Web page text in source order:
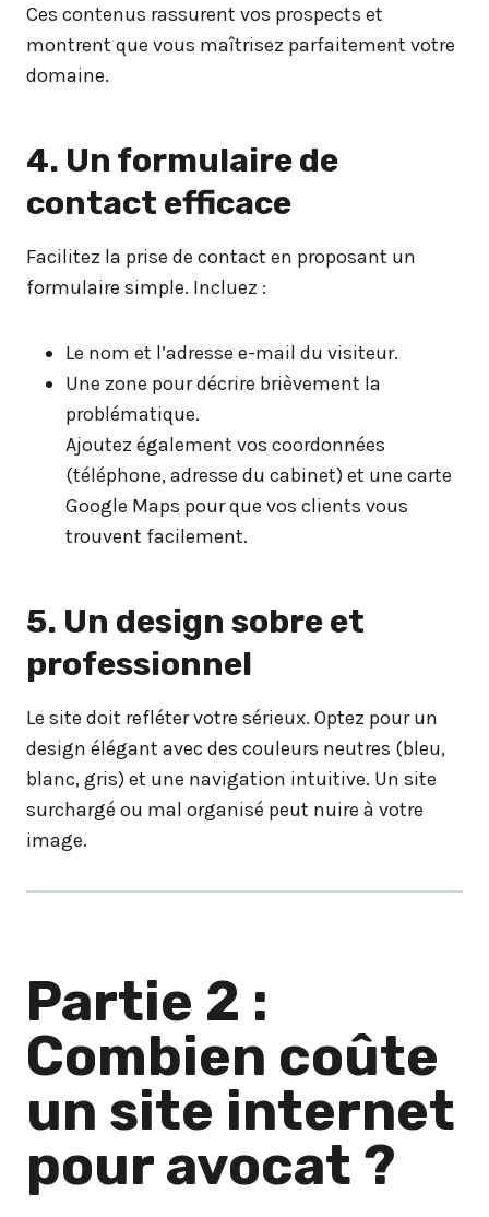
Ces contenus rassurent vos prospects et
montrent que vous maîtrisez parfaitement votre
domaine.
4. Un formulaire de
contact efficace
Facilitez la prise de contact en proposant un
formulaire simple. Incluez :
Le nom et l’adresse e-mail du visiteur.
Une zone pour décrire brièvement la
problématique.
Ajoutez également vos coordonnées
(téléphone, adresse du cabinet) et une carte
Google Maps pour que vos clients vous
trouvent facilement.
5. Un design sobre et
professionnel
Le site doit refléter votre sérieux. Optez pour un
design élégant avec des couleurs neutres (bleu,
blanc, gris) et une navigation intuitive. Un site
surchargé ou mal organisé peut nuire à votre
image.
Partie 2 :
Combien coûte
un site internet
pour avocat ?